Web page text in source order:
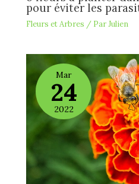
pour éviter les
Fleurs et Arbres / ParJulien
Mar
24
2022